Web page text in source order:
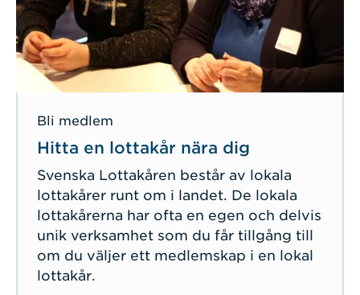
Bli medlem
Hitta en lottakår nära dig
Svenska Lottakåren består av lokala
lottakårer runt om i landet. De lokala
lottakårerna har ofta en egen och delvis
unik verksamhet som du får tillgång till
om du väljer ett medlemskap i en lokal
lottakår.